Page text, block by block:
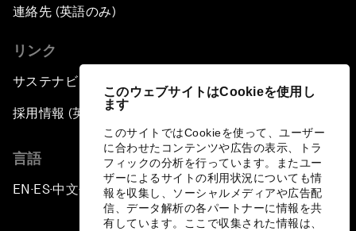
このウェブサイトはCookieを使用し
ます
このサイトではCookieを使って、ユーザー
に合わせたコンテンツや広告の表示、トラ
フィックの分析を行っています。またユー
ザーによるサイトの利用状況についても情
報を収集し、ソーシャルメディアや広告配
信、データ解析の各パートナーに情報を共
有しています。ここで収集された情報は、
連絡先 (英語のみ)
リンク
サステナビリティへの取り組み
採用情報 (英語のみ)
言語
EN ▪ES▪中文▪ 日本語